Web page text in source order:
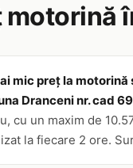
motorină
mic preț la
Dranceni nr. cad
cu un maxim de
la fiecare 2 ore.